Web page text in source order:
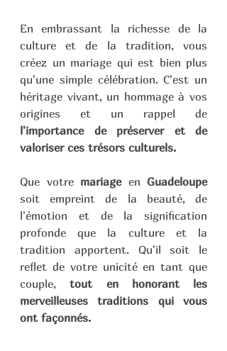
En embrassant la richesse de la
culture et de la tradition, vous
créez un mariage qui est bien plus
qu'une simple célébration. C'est un
héritage vivant, un hommage à vos
l'importance de préserver et de
valoriser ces trésors culturels.
Que votre mariage en Guadeloupe
soit empreint de la beauté, de
l'émotion et de la signification
profonde que la culture et la
tradition apportent. Qu'il soit le
reflet de votre unicité en tant que
couple, tout en honorant les
merveilleuses traditions qui vous
ont façonnés.